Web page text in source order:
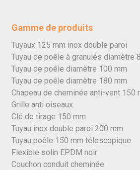
Gamme de produits
Tuyaux 125 mm inox double paroi
Tuyau de poêle à granulés diamètre
Tuyau de poêle diamètre 100 mm
Tuyau de poêle diamètre 180 mm
Chapeau de cheminée anti-vent 150
Grille anti oiseaux
Clé de tirage 150 mm
Tuyau inox double paroi 200 mm
Tuyau poêle 150 mm télescopique
Flexible solin EPDM noir
Couchon conduit cheminée